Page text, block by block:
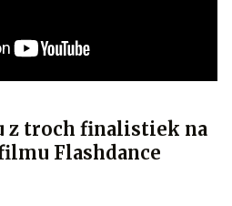
z troch finalistiek na
Flashdance